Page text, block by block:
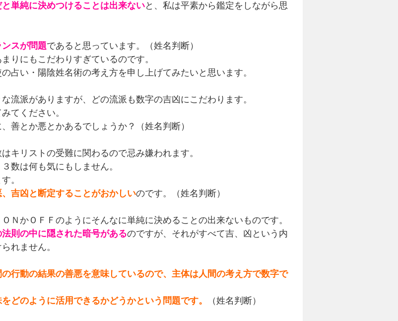
単純に決めつけることは出来ないと、私は平素から鑑定をしながら思
スが問題であると思っています。（姓名判断）
りにもこだわりすぎているのです。
占い・陽陰姓名術の考え方を申し上げてみたいと思います。
流派がありますが、どの流派も数字の吉凶にこだわります。
てください。
善とか悪とかあるでしょうか？（姓名判断）
キリストの受難に関わるので忌み嫌われます。
数は何も気にもしません。
。
吉凶と断定することがおかしいのです。（姓名判断）
ＮかＯＦＦのようにそんなに単純に決めることの出来ないものです。
則の中に隠された暗号があるのですが、それがすべて吉、凶という内
れません。
行動の結果の善悪を意味しているので、主体は人間の考え方で数字で
どのように活用できるかどうかという問題です。
（姓名判断）